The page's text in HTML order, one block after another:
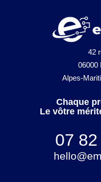
42
06000
Alpes-
Chaque
Le vôtre
07